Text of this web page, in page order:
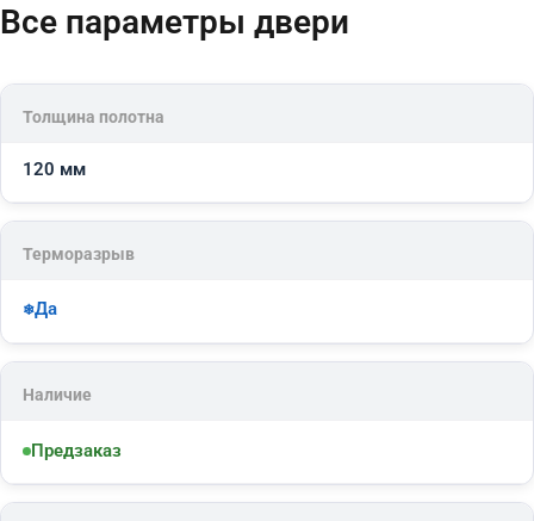
Все параметры двери
Толщина полотна
120 мм
Терморазрыв
Да
Наличие
Предзаказ